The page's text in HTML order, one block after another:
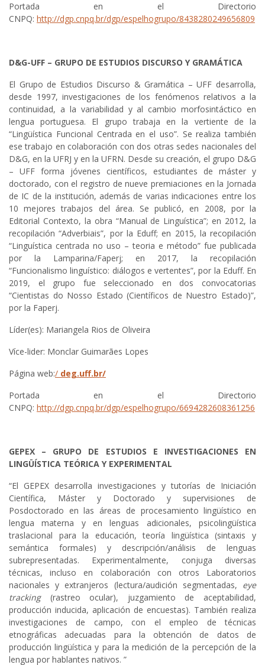
Portada en el Directorio
CNPQ: http://dgp.cnpq.br/dgp/espelhogrupo/8438280249656809
D&G-UFF – GRUPO DE ESTUDIOS DISCURSO Y GRAMÁTICA
El Grupo de Estudios Discurso & Gramática – UFF desarrolla,
desde 1997, investigaciones de los fenómenos relativos a la
continuidad, a la variabilidad y al cambio morfosintáctico en
lengua portuguesa. El grupo trabaja en la vertiente de la
“Lingüística Funcional Centrada en el uso”. Se realiza también
ese trabajo en colaboración con dos otras sedes nacionales del
D&G, en la UFRJ y en la UFRN. Desde su creación, el grupo D&G
– UFF forma jóvenes científicos, estudiantes de máster y
doctorado, con el registro de nueve premiaciones en la Jornada
de IC de la institución, además de varias indicaciones entre los
10 mejores trabajos del área. Se publicó, en 2008, por la
Editorial Contexto, la obra “Manual de Linguística”; en 2012, la
recopilación “Adverbiais”, por la Eduff; en 2015, la recopilación
“Linguística centrada no uso – teoria e método” fue publicada
por la Lamparina/Faperj; en 2017, la recopilación
“Funcionalismo linguístico: diálogos e vertentes”, por la Eduff. En
2019, el grupo fue seleccionado en dos convocatorias
“Cientistas do Nosso Estado (Científicos de Nuestro Estado)”,
por la Faperj.
Líder(es): Mariangela Rios de Oliveira
Více-lider: Monclar Guimarães Lopes
Página web:/ deg.uff.br/
Portada en el Directorio
CNPQ: http://dgp.cnpq.br/dgp/espelhogrupo/6694282608361256
GEPEX – GRUPO DE ESTUDIOS E INVESTIGACIONES EN
LINGÜÍSTICA TEÓRICA Y EXPERIMENTAL
“El GEPEX desarrolla investigaciones y tutorías de Iniciación
Científica, Máster y Doctorado y supervisiones de
Posdoctorado en las áreas de procesamiento lingüístico en
lengua materna y en lenguas adicionales, psicolingüística
traslacional para la educación, teoría lingüística (sintaxis y
semántica formales) y descripción/análisis de lenguas
subrepresentadas. Experimentalmente, conjuga diversas
técnicas, incluso en colaboración con otros Laboratorios
nacionales y extranjeros (lectura/audición segmentadas, eye
tracking(rastreo ocular), juzgamiento de aceptabilidad,
producción inducida, aplicación de encuestas). También realiza
investigaciones de campo, con el empleo de técnicas
etnográficas adecuadas para la obtención de datos de
producción lingüística y para la medición de la percepción de la
lengua por hablantes nativos. ”